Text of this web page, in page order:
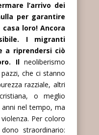
l’arrivo dei
per garantire
loro! Ancora
I migranti
a riprendersi ciò
Ilneoliberismo
che ci stanno
razziale, altri
o meglio
nel tempo, ma
Per coloro
straordinario: